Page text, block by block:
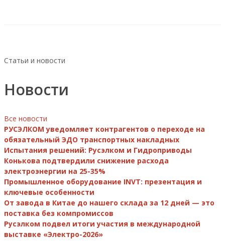
Статьи и новости
Новости
Все новости
РУСЭЛКОМ уведомляет контрагентов о переходе на
обязательный ЭДО транспортных накладных
Испытания решений: Русэлком и Гидроприводы
Конькова подтвердили снижение расхода
электроэнергии на 25-35%
Промышленное оборудование INVT: презентация и
ключевые особенности
От завода в Китае до нашего склада за 12 дней — это
поставка без компромиссов
Русэлком подвел итоги участия в международной
выставке «Электро-2026»